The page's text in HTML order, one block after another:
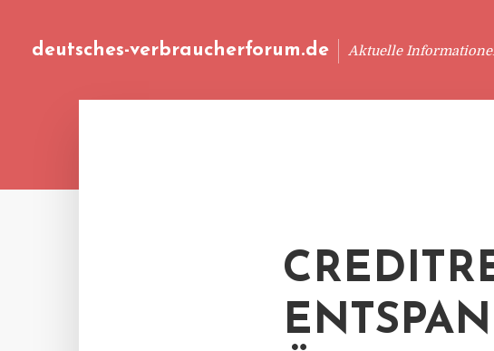
deutsches-verbraucherforum.de Aktuelle